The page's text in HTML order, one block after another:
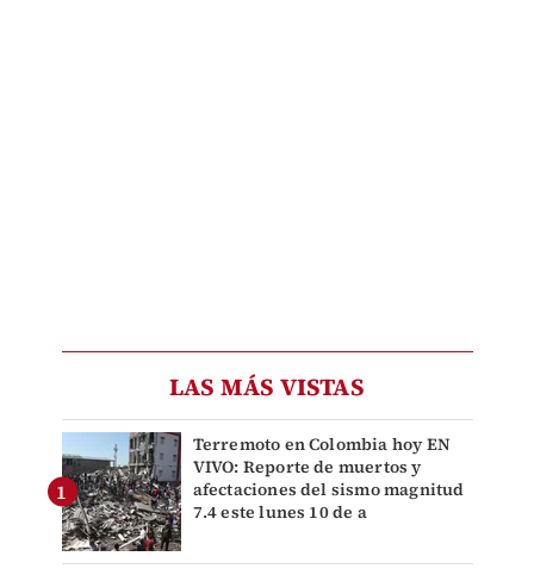
LAS MÁS VISTAS
Terremoto en Colombia hoy EN
VIVO: Reporte de muertos y
afectaciones del sismo magnitud
7.4 este lunes 10 de a